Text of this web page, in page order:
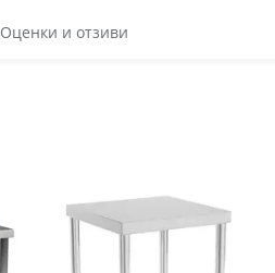
Оценки и отзиви